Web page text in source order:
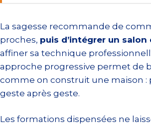
La sagesse recommande de
proches, puis d’intégrer un salon
affiner sa technique
approche progressive permet de
comme on construit une maison :
geste après geste.
Les formations dispensées ne